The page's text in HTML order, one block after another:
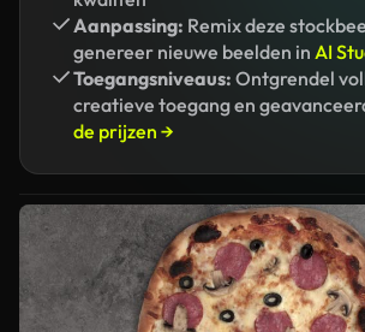
Aanpassing: Remix deze
genereer nieuwe beelden in AI
Toegangsniveaus: Ontgrendel
creatieve toegang en
de prijzen →